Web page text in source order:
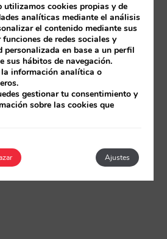
utilizamos cookies propias y de
analíticas mediante el análisis
el contenido mediante sus
de redes sociales y
personalizada en base a un perfil
sus hábitos de navegación.
información analítica o
gestionar tu consentimiento y
sobre las cookies que
Ajustes